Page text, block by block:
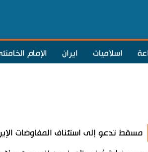
اسلاميات ايران الإمام
مسقط تدعو إلى استئناف المفاوضات